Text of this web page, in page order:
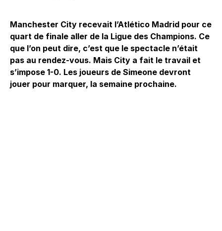
Manchester City recevait l’Atlético Madrid pour ce
quart de finale aller de la Ligue des Champions. Ce
que l’on peut dire, c’est que le spectacle n’était
pas au rendez-vous. Mais City a fait le travail et
s’impose 1-0. Les joueurs de Simeone devront
jouer pour marquer, la semaine prochaine.